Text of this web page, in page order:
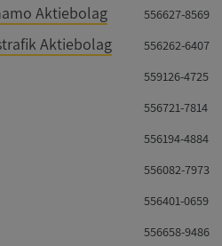
Aktiebolag 556627-8569
Aktiebolag 556262-6407
559126-4725
556721-7814
556194-4884
556082-7973
556401-0659
556658-9486